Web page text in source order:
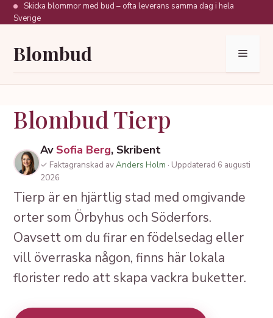
Hoppa
till
Skicka blommor med bud – ofta leverans samma dag i hela
Sverige
Blombud Meny
Blombud Tierp
Av Sofia Berg, Skribent
✓ Faktagranskad avAnders Holm · Uppdaterad 6 augusti
2026
Tierp är en hjärtlig stad med omgivande
orter som Örbyhus och Söderfors.
Oavsett om du firar en födelsedag eller
vill överraska någon, finns här lokala
florister redo att skapa vackra buketter.